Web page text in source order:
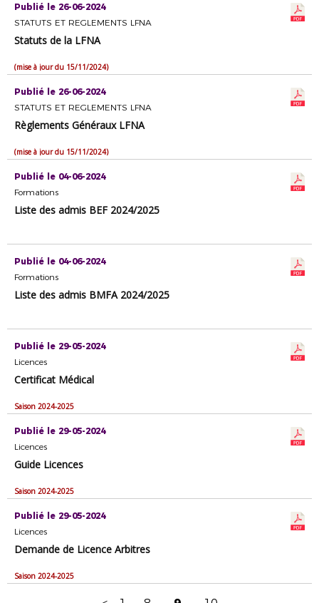
Publié le 26-06-2024
STATUTS ET REGLEMENTS LFNA
Statuts de la LFNA
(mise à jour du 15/11/2024)
Publié le 26-06-2024
STATUTS ET REGLEMENTS LFNA
Règlements Généraux LFNA
(mise à jour du 15/11/2024)
Publié le 04-06-2024
Formations
Liste des admis BEF 2024/2025
Publié le 04-06-2024
Formations
Liste des admis BMFA 2024/2025
Publié le 29-05-2024
Licences
Certificat Médical
Saison 2024-2025
Publié le 29-05-2024
Licences
Guide Licences
Saison 2024-2025
Publié le 29-05-2024
Licences
Demande de Licence Arbitres
Saison 2024-2025